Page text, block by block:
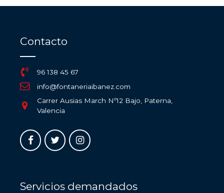
Contacto
96 138 45 67
info@fontaneriaibanez.com
Carrer Ausias March Nº12 Bajo, Paterna,
Valencia
Servicios demandados